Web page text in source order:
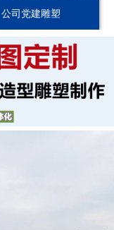
公司党建雕塑